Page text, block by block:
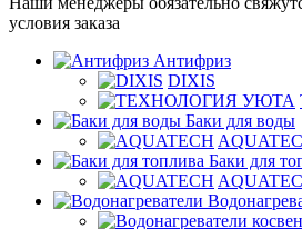
условия заказа
Антифриз
DIXIS
Баки для воды
Баки для